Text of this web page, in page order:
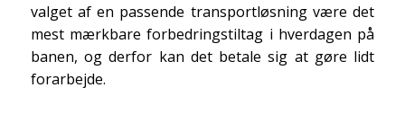
valget af en passende transportløsning være det
mest mærkbare forbedringstiltag i hverdagen på
banen, og derfor kan det betale sig at gøre lidt
forarbejde.